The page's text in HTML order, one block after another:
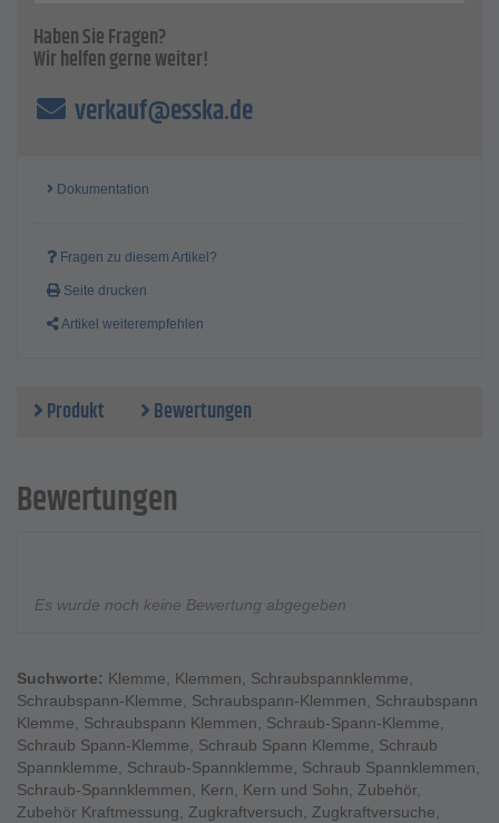
Haben Sie Fragen?
Wir helfen gerne weiter!
verkauf@esska.de
Dokumentation
Fragen zu diesem Artikel?
Seite drucken
Artikel weiterempfehlen
Produkt Bewertungen
Bewertungen
Es wurde noch keine Bewertung abgegeben
Suchworte: Klemme, Klemmen, Schraubspannklemme,
Schraubspann-Klemme, Schraubspann-Klemmen, Schraubspann
Klemme, Schraubspann Klemmen, Schraub-Spann-Klemme,
Schraub Spann-Klemme, Schraub Spann Klemme, Schraub
Spannklemme, Schraub-Spannklemme, Schraub Spannklemmen,
Schraub-Spannklemmen, Kern, Kern und Sohn, Zubehör,
Zubehör Kraftmessung, Zugkraftversuch, Zugkraftversuche,